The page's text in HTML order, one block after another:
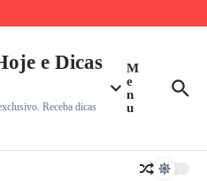
na
do Instagram e Recusa Proposta do
e Dicas
Receba dicas
M
e
n
u